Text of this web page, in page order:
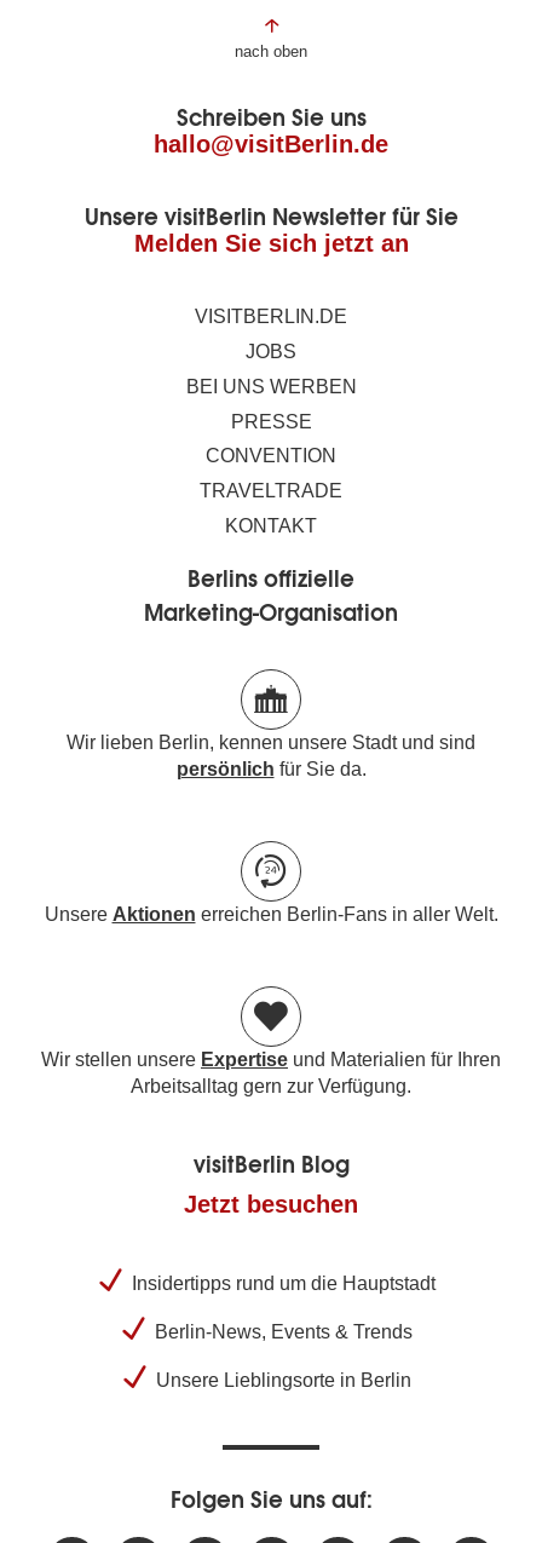
Fußbereich
Seite
nach oben
Schreiben Sie uns
hallo@visitBerlin.de
Unsere visitBerlin Newsletter für Sie
Melden Sie sich jetzt an
VISITBERLIN.DE
JOBS
BEI UNS WERBEN
PRESSE
CONVENTION
TRAVELTRADE
KONTAKT
Berlins offizielle
Marketing-Organisation
Wir lieben Berlin, kennen unsere Stadt und sind
persönlich für Sie da.
Unsere Aktionen erreichen Berlin-Fans in aller Welt.
Wir stellen unsere Expertise und Materialien für Ihren
Arbeitsalltag gern zur Verfügung.
visitBerlin Blog
Jetzt besuchen
Insidertipps rund um die Hauptstadt
Berlin-News, Events & Trends
Unsere Lieblingsorte in Berlin
Folgen Sie uns auf: